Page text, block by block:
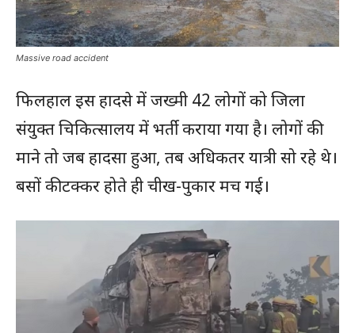
Massive road accident
फिलहाल इस हादसे में जख्मी 42 लोगों को जिला
संयुक्त चिकित्सालय में भर्ती कराया गया है। लोगों की
माने तो जब हादसा हुआ, तब अधिकतर यात्री सो रहे थे।
बसों की टक्कर होते ही चीख-पुकार मच गई।